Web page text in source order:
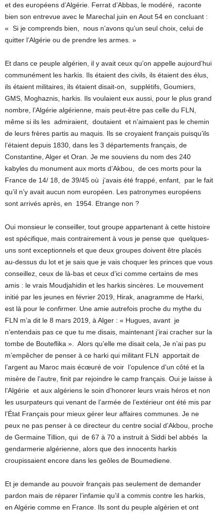
et des européens d’Algérie. Ferrat d’Abbas, le modéré, raconte
bien son entrevue avec le Marechal juin en Aout 54 en concluant :
« Si je comprends bien, nous n’avons qu’un seul choix, celui de
quitter l’Algérie ou de prendre les armes. »
Et dans ce peuple algérien, il y avait ceux qu’on appelle aujourd’hui
communément les harkis. Ils étaient des civils, ils étaient des élus,
ils étaient militaires, ils étaient disait-on, supplétifs, Goumiers,
GMS, Moghaznis, harkis. Ils voulaient eux aussi, pour le plus grand
nombre, l’Algérie algérienne, mais peut-être pas celle du FLN,
même si ils les admiraient, doutaient et n’aimaient pas le chemin
de leurs frères partis au maquis. Ils se croyaient français puisqu’ils
l’étaient depuis 1830, dans les 3 départements français, de
Constantine, Alger et Oran. Je me souviens du nom des 240
kabyles du monument aux morts d’Akbou, de ces morts pour la
France de 14/ 18, de 39/45 où j’avais été frappé, enfant, par le fait
qu’il n’y avait aucun nom européen. Les patronymes européens
sont arrivés après, en 1954. Etrange non ?
Oui monsieur le conseiller, tout groupe appartenant à cette histoire
est spécifique, mais contrairement à vous je pense que quelques-
uns sont exceptionnels et que deux groupes doivent être placés
au-dessus du lot et je sais que je vais choquer les princes que vous
conseillez, ceux de là-bas et ceux d’ici comme certains de mes
amis : le vrais Moudjahidin et les harkis sincères. Le mouvement
initié par les jeunes en février 2019, Hirak, anagramme de Harki,
est là pour le confirmer. Une amie autrefois proche du mythe du
FLN m’a dit le 8 mars 2019, à Alger : « Hugues, avant je
n’entendais pas ce que tu me disais, maintenant j’irai cracher sur la
tombe de Bouteflika ». Alors qu’elle me disait cela, Je n’ai pas pu
m’empêcher de penser à ce harki qui militant FLN apportait de
l’argent au Maroc mais écœuré de voir l’opulence d’un côté et la
misère de l’autre, finit par rejoindre le camp français. Oui je laisse à
l’Algérie et aux algériens le soin d’honorer leurs vrais héros et non
les usurpateurs qui venant de l’armée de l’extérieur ont été mis par
l’État Français pour mieux gérer leur affaires communes. Je ne
peux ne pas penser à ce directeur du centre social d’Akbou, proche
de Germaine Tillion, qui de 67 à 70 a instruit à Siddi bel abbés la
gendarmerie algérienne, alors que des innocents harkis
croupissaient encore dans les geôles de Boumediene.
Et je demande au pouvoir français pas seulement de demander
pardon mais de réparer l’infamie qu’il a commis contre les harkis,
en Algérie comme en France. Ils sont du peuple algérien et ont